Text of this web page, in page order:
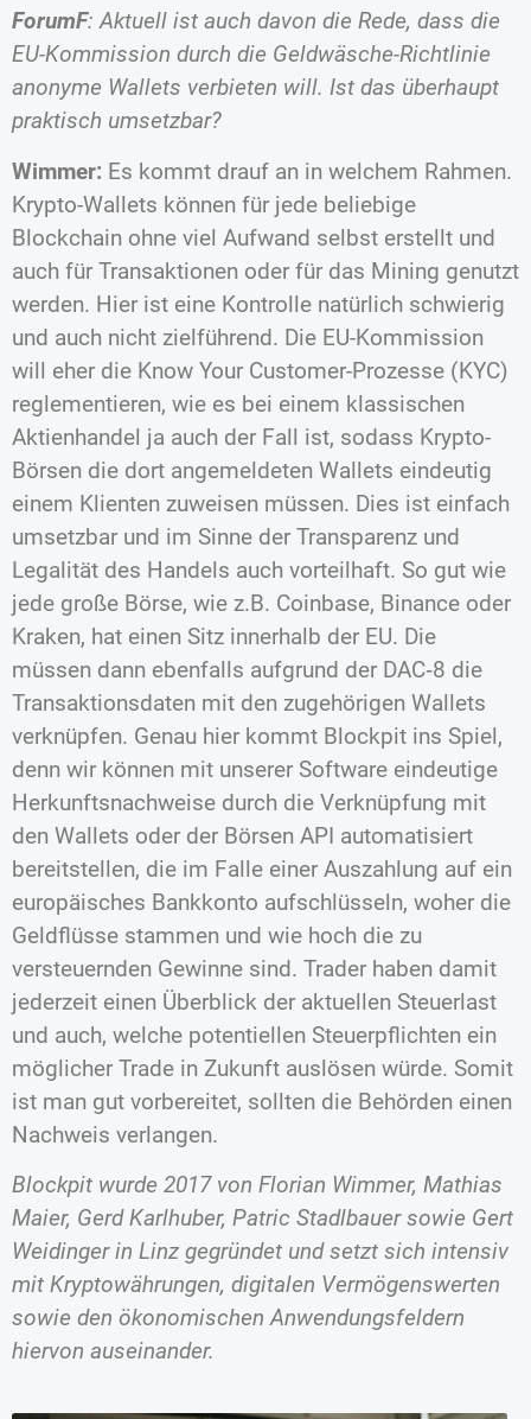
ForumF: Aktuell ist auch davon die Rede, dass die
EU-Kommission durch die Geldwäsche-Richtlinie
anonyme Wallets verbieten will. Ist das überhaupt
praktisch umsetzbar?
Wimmer: Es kommt drauf an in welchem Rahmen.
Krypto-Wallets können für jede beliebige
Blockchain ohne viel Aufwand selbst erstellt und
auch für Transaktionen oder für das Mining genutzt
werden. Hier ist eine Kontrolle natürlich schwierig
und auch nicht zielführend. Die EU-Kommission
will eher die Know Your Customer-Prozesse (KYC)
reglementieren, wie es bei einem klassischen
Aktienhandel ja auch der Fall ist, sodass Krypto-
Börsen die dort angemeldeten Wallets eindeutig
einem Klienten zuweisen müssen. Dies ist einfach
umsetzbar und im Sinne der Transparenz und
Legalität des Handels auch vorteilhaft. So gut wie
jede große Börse, wie z.B. Coinbase, Binance oder
Kraken, hat einen Sitz innerhalb der EU. Die
müssen dann ebenfalls aufgrund der DAC‑8 die
Transaktionsdaten mit den zugehörigen Wallets
verknüpfen. Genau hier kommt Blockpit ins Spiel,
denn wir können mit unserer Software eindeutige
Herkunftsnachweise durch die Verknüpfung mit
den Wallets oder der Börsen API automatisiert
bereitstellen, die im Falle einer Auszahlung auf ein
europäisches Bankkonto aufschlüsseln, woher die
Geldflüsse stammen und wie hoch die zu
versteuernden Gewinne sind. Trader haben damit
jederzeit einen Überblick der aktuellen Steuerlast
und auch, welche potentiellen Steuerpflichten ein
möglicher Trade in Zukunft auslösen würde. Somit
ist man gut vorbereitet, sollten die Behörden einen
Nachweis verlangen.
Blockpit wurde 2017 von Florian Wimmer, Mathias
Maier, Gerd Karlhuber, Patric Stadlbauer sowie Gert
Weidinger in Linz gegründet und setzt sich intensiv
mit Kryptowährungen, digitalen Vermögenswerten
sowie den ökonomischen Anwendungsfeldern
hiervon auseinander.